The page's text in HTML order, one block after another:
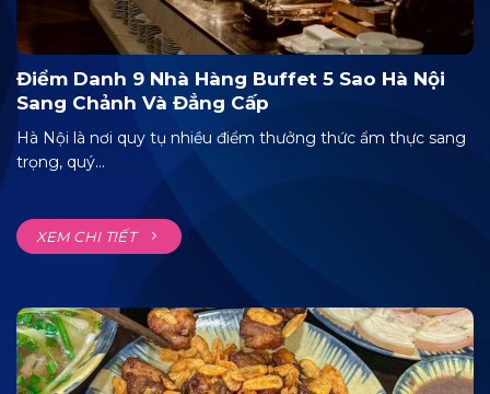
Điểm Danh 9 Nhà Hàng Buffet 5 Sao Hà Nội
Sang Chảnh Và Đẳng Cấp
Hà Nội là nơi quy tụ nhiều điểm thưởng thức ẩm thực sang
trọng, quý...
XEM CHI TIẾT